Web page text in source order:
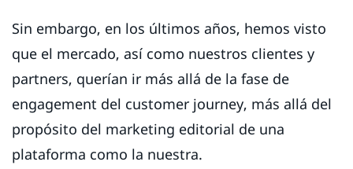
Sin embargo, en los últimos años, hemos visto
que el mercado, así como nuestros clientes y
partners, querían ir más allá de la fase de
engagement del customer journey, más allá del
propósito del marketing editorial de una
plataforma como la nuestra.